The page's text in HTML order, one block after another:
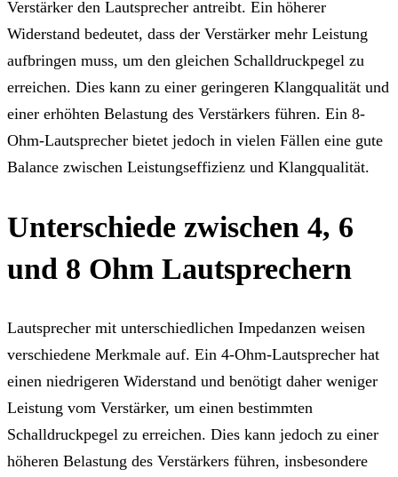
Verstärker den Lautsprecher antreibt. Ein höherer
Widerstand bedeutet, dass der Verstärker mehr Leistung
aufbringen muss, um den gleichen Schalldruckpegel zu
erreichen. Dies kann zu einer geringeren Klangqualität und
einer erhöhten Belastung des Verstärkers führen. Ein 8-
Ohm-Lautsprecher bietet jedoch in vielen Fällen eine gute
Balance zwischen Leistungseffizienz und Klangqualität.
Unterschiede zwischen 4, 6
und 8 Ohm Lautsprechern
Lautsprecher mit unterschiedlichen Impedanzen weisen
verschiedene Merkmale auf. Ein 4-Ohm-Lautsprecher hat
einen niedrigeren Widerstand und benötigt daher weniger
Leistung vom Verstärker, um einen bestimmten
Schalldruckpegel zu erreichen. Dies kann jedoch zu einer
höheren Belastung des Verstärkers führen, insbesondere